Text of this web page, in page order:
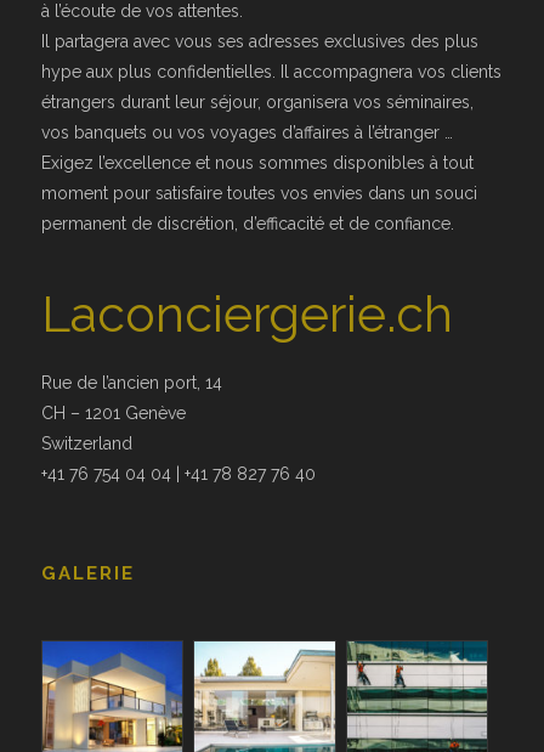
à l’écoute de vos attentes.
Il partagera avec vous ses adresses exclusives des plus
hype aux plus confidentielles. Il accompagnera vos clients
étrangers durant leur séjour, organisera vos séminaires,
vos banquets ou vos voyages d’affaires à l’étranger …
Exigez l’excellence et nous sommes disponibles à tout
moment pour satisfaire toutes vos envies dans un souci
permanent de discrétion, d’efficacité et de confiance.
Laconciergerie.ch
Rue de l’ancien port, 14
CH – 1201 Genève
Switzerland
+41 76 754 04 04 | +41 78 827 76 40
GALERIE